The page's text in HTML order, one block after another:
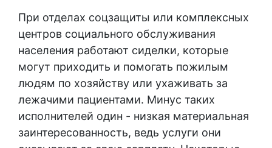
При отделах соцзащиты или комплексных
центров социального обслуживания
населения работают сиделки, которые
могут приходить и помогать пожилым
людям по хозяйству или ухаживать за
лежачими пациентами. Минус таких
исполнителей один - низкая материальная
заинтересованность, ведь услуги они